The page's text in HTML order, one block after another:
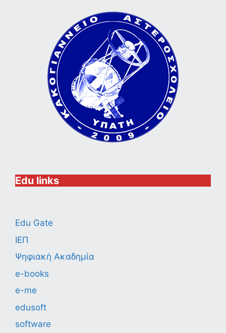
Edu links
Edu Gate
ΙΕΠ
Ψηφιακή Ακαδημία
e-books
e-me
edusoft
software